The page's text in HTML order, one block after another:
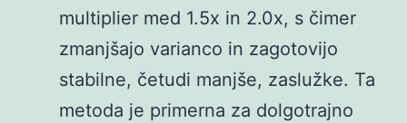
multiplier med 1.5x in 2.0x, s čimer
zmanjšajo varianco in zagotovijo
stabilne, četudi manjše, zaslužke. Ta
metoda je primerna za dolgotrajno